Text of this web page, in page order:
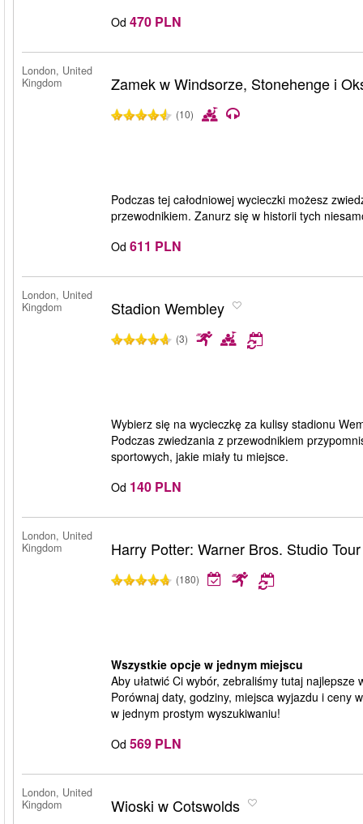
Od 470 PLN
London, United
Kingdom
Zamek w Windsorze, Stonehenge i
(10)
Podczas tej całodniowej wycieczki możesz
przewodnikiem. Zanurz się w historii tych
Od 611 PLN
London, United
Kingdom
Stadion Wembley
(3)
Wybierz się na wycieczkę za kulisy stadionu
Podczas zwiedzania z przewodnikiem
sportowych, jakie miały tu miejsce.
Od 140 PLN
London, United
Kingdom
Harry Potter: Warner Bros. Studio
(180)
Wszystkie opcje w jednym miejscu
Aby ułatwić Ci wybór, zebraliśmy tutaj najlepsze
Porównaj daty, godziny, miejsca wyjazdu i
w jednym prostym wyszukiwaniu!
Od 569 PLN
London, United
Kingdom
Wioski w Cotswolds